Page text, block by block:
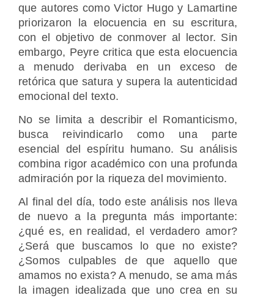
que autores como Victor Hugo y Lamartine
priorizaron la elocuencia en su escritura,
con el objetivo de conmover al lector. Sin
embargo, Peyre critica que esta elocuencia
a menudo derivaba en un exceso de
retórica que satura y supera la autenticidad
emocional del texto.
No se limita a describir el Romanticismo,
busca reivindicarlo como una parte
esencial del espíritu humano. Su análisis
combina rigor académico con una profunda
admiración por la riqueza del movimiento.
Al final del día, todo este análisis nos lleva
de nuevo a la pregunta más importante:
¿qué es, en realidad, el verdadero amor?
¿Será que buscamos lo que no existe?
¿Somos culpables de que aquello que
amamos no exista? A menudo, se ama más
la imagen idealizada que uno crea en su